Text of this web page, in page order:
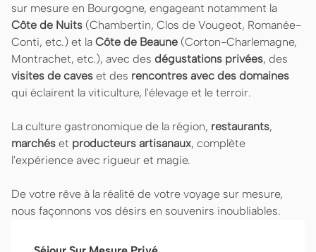
sur mesure en Bourgogne, engageant notamment la
Côte de Nuits (Chambertin, Clos de Vougeot, Romanée-
Conti, etc.) et la Côte de Beaune (Corton-Charlemagne,
Montrachet, etc.), avec des dégustations privées, des
visites de caves et des rencontres avec des domaines
qui éclairent la viticulture, l'élevage et le terroir.
La culture gastronomique de la région, restaurants,
marchés et producteurs artisanaux, complète
l'expérience avec rigueur et magie.
De votre rêve à la réalité de votre voyage sur mesure,
nous façonnons vos désirs en souvenirs inoubliables.